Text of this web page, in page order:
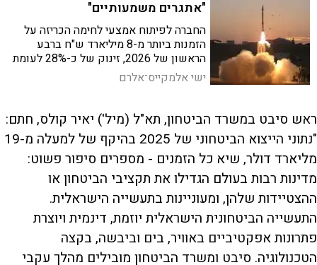
"אתגרים משמעותיים"
החברה לפיתוח אמצעי לחימה הכריזה על
הזמנות ביותר מ-8 מיליארד ש"ח ברבע
הראשון של 2026, זינוק של כ-28% לעומת
השנה שעברה, בהשפעת המלחמה
המתמשכת, וקראה ליציאה מידי המדינה
ישי אלמקייס־אלרם
ראש סיבט במשרד הביטחון, תא"ל (מיל') יאיר קולס, חתם:
"נתוני הייצוא הביטחוני של 2025 בהיקף של למעלה מ-19
מליארד דולר, שיא כל הזמנים - מספרים סיפור פשוט:
מדינות רבות בעולם הגדילו את תקציבי הביטחון או
ההצטיידות שלהן, ומעוניינות בתעשייה הישראלית.
התעשייה הביטחונית הישראלית יוזמת, דינמית ויוצרת
פתרונות אפקטיביים באוויר, בים וביבשה, בקצה
הטכנולוגיה. סיבט ומשרד הביטחון מובילים מהלך עקבי